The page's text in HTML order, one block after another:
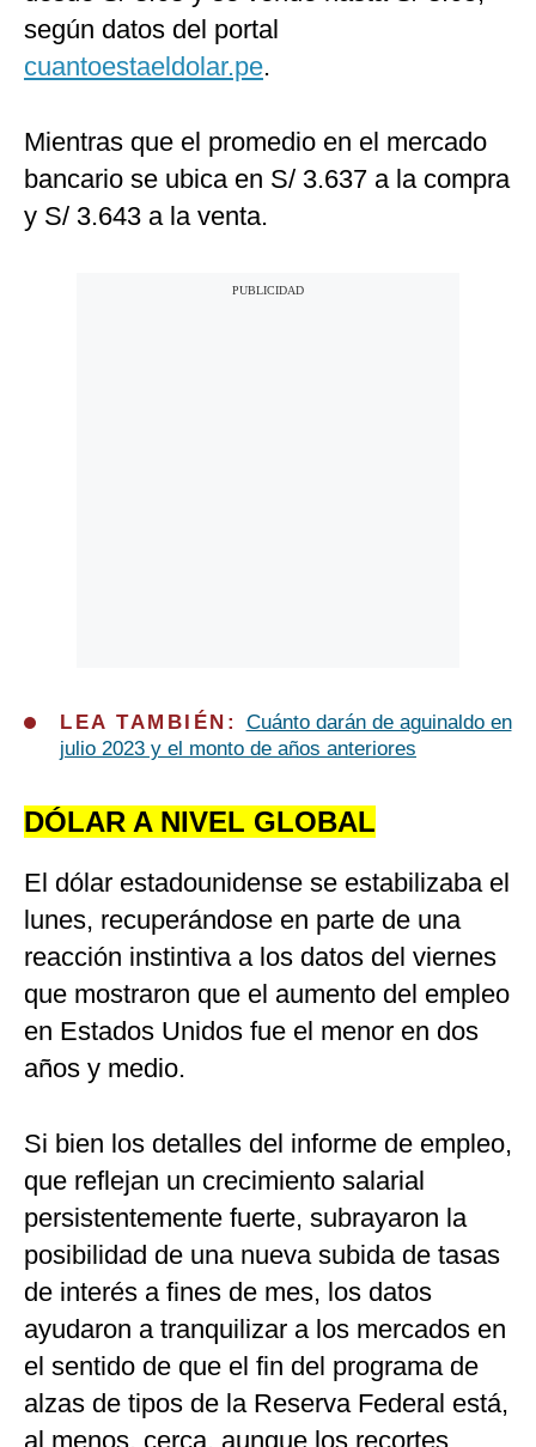
según datos del portal
cuantoestaeldolar.pe.
Mientras que el promedio en el mercado
bancario se ubica en S/ 3.637 a la compra
y S/ 3.643 a la venta.
LEA TAMBIÉN: Cuánto darán de aguinaldo en
julio 2023 y el monto de años anteriores
DÓLAR A NIVEL GLOBAL
El dólar estadounidense se estabilizaba el
lunes, recuperándose en parte de una
reacción instintiva a los datos del viernes
que mostraron que el aumento del empleo
en Estados Unidos fue el menor en dos
años y medio.
Si bien los detalles del informe de empleo,
que reflejan un crecimiento salarial
persistentemente fuerte, subrayaron la
posibilidad de una nueva subida de tasas
de interés a fines de mes, los datos
ayudaron a tranquilizar a los mercados en
el sentido de que el fin del programa de
alzas de tipos de la Reserva Federal está,
al menos, cerca, aunque los recortes